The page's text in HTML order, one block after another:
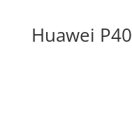
Huawei P40